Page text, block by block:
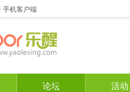
手机客户端
论坛 活动